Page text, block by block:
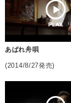
あばれ舟唄
(2014/8/27発売)